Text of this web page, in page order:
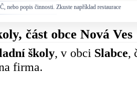
nebo popis činnosti. Zkuste například restaurace
část obce Nová Ves
školy, v obci Slabce,
firma.